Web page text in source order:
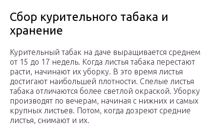
Сбор курительного табака и
хранение
Курительный табак на даче выращивается среднем
от 15 до 17 недель. Когда листья табака перестают
расти, начинают их уборку. В это время листья
достигают наибольшей плотности. Спелые листья
табака отличаются более светлой окраской. Уборку
производят по вечерам, начиная с нижних и самых
крупных листьев. Потом, когда дозреют средние
листья, снимают и их.